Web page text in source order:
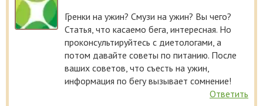
Гренки на ужин? Смузи на ужин? Вы чего?
Статья, что касаемо бега, интересная. Но
проконсультируйтесь с диетологами, а
потом давайте советы по питанию. После
ваших советов, что съесть на ужин,
информация по бегу вызывает сомнение!
Ответить